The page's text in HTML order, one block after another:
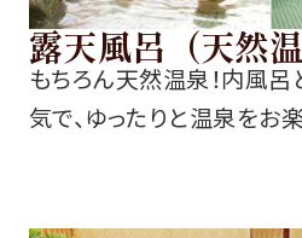
露天風呂（天然
もちろん天然温泉！内風
気で、ゆったりと温泉をお